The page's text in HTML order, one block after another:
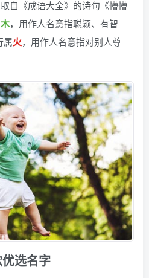
取自《成语大全》的诗句《懵懵
木，用作人名意指聪颖、有智
属火，用作人名意指对别人尊
选名字